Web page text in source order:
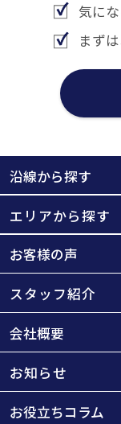
気に
まず
沿線から探す
エリアから探す
お客様の声
スタッフ紹介
会社概要
お知らせ
お役立ちコラム